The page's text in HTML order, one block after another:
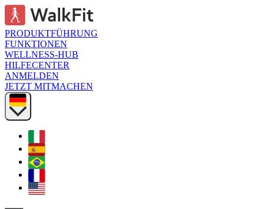
PRODUKTFÜHRUNG
FUNKTIONEN
WELLNESS-HUB
HILFECENTER
ANMELDEN
JETZT MITMACHEN